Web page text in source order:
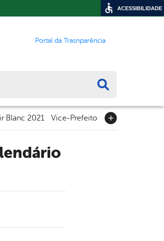
Portal da Trasnparência
Blanc 2021 Vice-Prefeito
ACESSIBILIDADE